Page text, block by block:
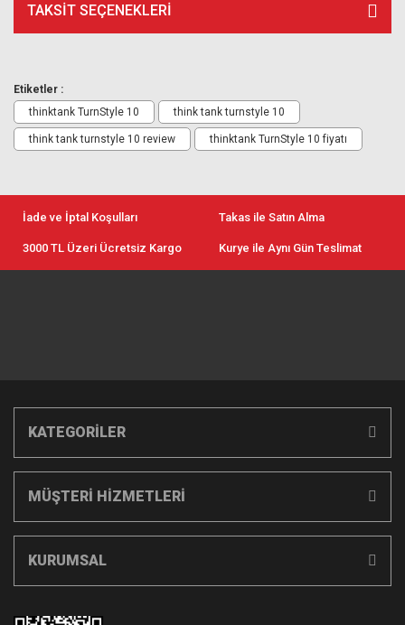
TAKSIT SEÇENEKLERI
Etiketler :
thinktank TurnStyle 10
think tank turnstyle 10
think tank turnstyle 10 review thinktank TurnStyle 10 fiyatı
İade ve İptal Koşulları Takas ile Satın Alma
3000 TL Üzeri Ücretsiz Kargo Kurye ile Aynı Gün Teslimat
KATEGORİLER
MÜŞTERİ HİZMETLERİ
KURUMSAL